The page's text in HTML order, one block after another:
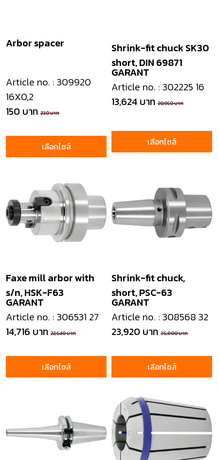
Arbor spacer
Article no. : 309920
16X0,2
150 บาท 230 บาท
เลือกไซส์
GARANT
Shrink-fit chuck SK30
short, DIN 69871
Article no. : 302225 16
13,624 บาท 20,960 บาท
เลือกไซส์
GARANT
Faxe mill arbor with
s/n, HSK-F63
Article no. : 306531 27
14,716 บาท 22,640 บาท
เลือกไซส์
GARANT
Shrink-fit chuck,
short, PSC-63
Article no. : 308568 32
23,920 บาท 36,800 บาท
เลือกไซส์